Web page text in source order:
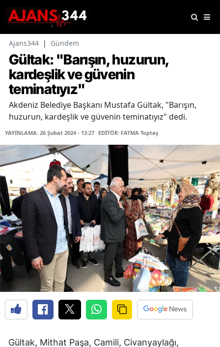
Ajans344 | Gündem
Gültak: "Barışın, huzurun,
kardeşlik ve güvenin
teminatıyız"
Akdeniz Belediye Başkanı Mustafa Gültak, "Barışın,
huzurun, kardeşlik ve güvenin teminatıyız" dedi.
YAYINLAMA: 26 Şubat 2024 - 13:27 EDİTÖR: FATMA Toptaş
Gültak, Mithat Paşa, Camili, Civanyaylağı,